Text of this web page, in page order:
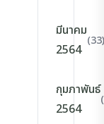
มีนาคม
2564
(33)
กุมภาพันธ์
2564